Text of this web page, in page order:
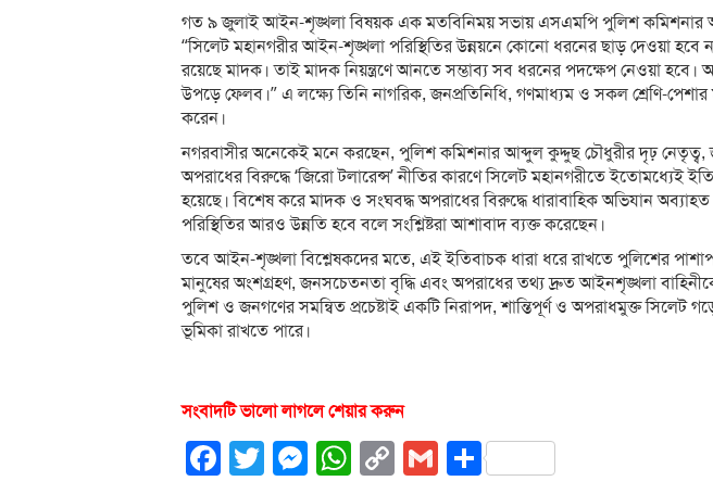
গত ৯ জুলাই আইন-শৃঙ্খলা বিষয়ক এক মতবিনিময় সভায় এসএমপি পুলিশ কমিশনার
“সিলেট মহানগরীর আইন-শৃঙ্খলা পরিস্থিতির উন্নয়নে কোনো ধরনের ছাড় দেওয়া
রয়েছে মাদক। তাই মাদক নিয়ন্ত্রণে আনতে সম্ভাব্য সব ধরনের পদক্ষেপ নেওয়া
উপড়ে ফেলব।” এ লক্ষ্যে তিনি নাগরিক, জনপ্রতিনিধি, গণমাধ্যম ও সকল শ্রেণি-
করেন।
নগরবাসীর অনেকেই মনে করছেন, পুলিশ কমিশনার আব্দুল কুদ্দুছ চৌধুরীর দৃঢ় নেতৃত্ব,
অপরাধের বিরুদ্ধে ‘জিরো টলারেন্স’ নীতির কারণে সিলেট মহানগরীতে ইতোমধ্যেই
হয়েছে। বিশেষ করে মাদক ও সংঘবদ্ধ অপরাধের বিরুদ্ধে ধারাবাহিক অভিযান
পরিস্থিতির আরও উন্নতি হবে বলে সংশ্লিষ্টরা আশাবাদ ব্যক্ত করেছেন।
তবে আইন-শৃঙ্খলা বিশ্লেষকদের মতে, এই ইতিবাচক ধারা ধরে রাখতে পুলিশের
মানুষের অংশগ্রহণ, জনসচেতনতা বৃদ্ধি এবং অপরাধের তথ্য দ্রুত আইনশৃঙ্খলা
পুলিশ ও জনগণের সমন্বিত প্রচেষ্টাই একটি নিরাপদ, শান্তিপূর্ণ ও অপরাধমুক্ত সিলেট
ভূমিকা রাখতে পারে।
সংবাদটি ভালো লাগলে শেয়ার করুন
Facebook
Twitter
Messenger
WhatsApp
CopyGmailShare